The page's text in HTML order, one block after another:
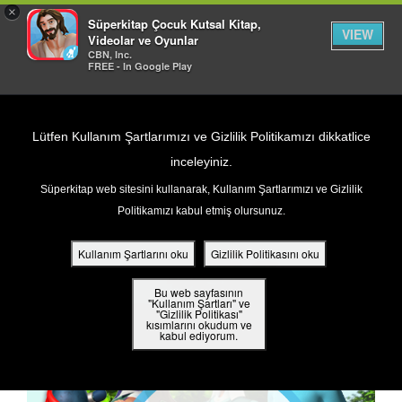
×
Süperkitap Çocuk Kutsal Kitap,
Videolar ve Oyunlar
CBN, Inc.
FREE - In Google Play
VIEW
Lütfen Kullanım Şartlarımızı ve Gizlilik Politikamızı dikkatlice
inceleyiniz.
Süperkitap web sitesini kullanarak, Kullanım Şartlarımızı ve Gizlilik
Politikamızı kabul etmiş olursunuz.
Kullanım Şartlarını oku Gizlilik Politikasını oku
Bu web sayfasının
"Kullanım Şartları" ve
"Gizlilik Politikası"
kısımlarını okudum ve
kabul ediyorum.